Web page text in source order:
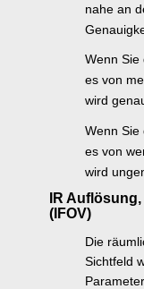
nahe an
Wenn Sie
es von
wird
Wenn Sie
es von
wird
IR
(IFOV)
Die
Sichtfeld